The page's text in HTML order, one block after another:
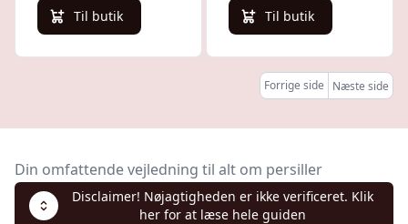
Til butik Til butik
Forrige side Næste side
Din omfattende vejledning til alt om persiller
Disclaimer! Nøjagtigheden er ikke verificeret. Klik
her for at læse hele guiden